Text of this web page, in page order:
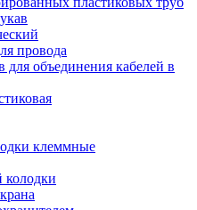
провода
объединения кабелей в
клеммные
колодки